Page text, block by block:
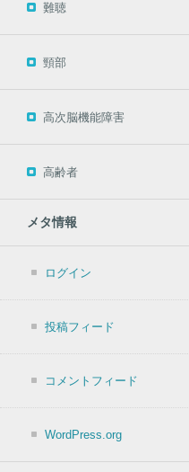
難聴
頸部
高次脳機能障害
高齢者
メタ情報
ログイン
投稿フィード
コメントフィード
WordPress.org